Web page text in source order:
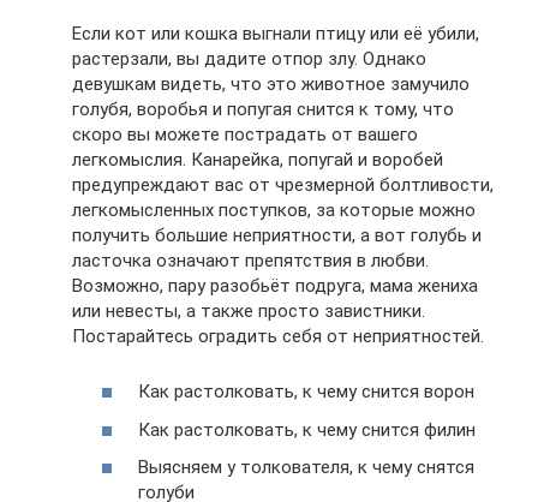
Если кот или кошка выгнали птицу или её убили,
растерзали, вы дадите отпор злу. Однако
девушкам видеть, что это животное замучило
голубя, воробья и попугая снится к тому, что
скоро вы можете пострадать от вашего
легкомыслия. Канарейка, попугай и воробей
предупреждают вас от чрезмерной болтливости,
легкомысленных поступков, за которые можно
получить большие неприятности, а вот голубь и
ласточка означают препятствия в любви.
Возможно, пару разобьёт подруга, мама жениха
или невесты, а также просто завистники.
Постарайтесь оградить себя от неприятностей.
Как растолковать, к чему снится ворон
Как растолковать, к чему снится филин
Выясняем у толкователя, к чему снятся
голуби